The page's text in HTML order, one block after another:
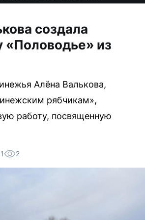
создала
«Половодье» из
Алёна Валькова,
рябчикам»,
работу, посвященную
2